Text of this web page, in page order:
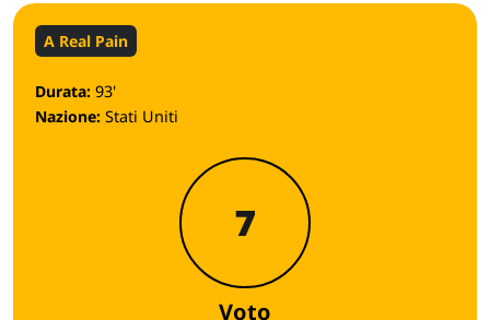
A Real Pain
Durata: 93'
Nazione: Stati Uniti
7
Voto